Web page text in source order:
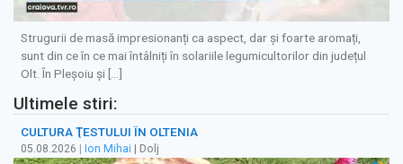
Strugurii de masă impresionanți ca aspect, dar și foarte aromați,
sunt din ce în ce mai întâlniți în solariile legumicultorilor din județul
Olt. În Pleșoiu și […]
Ultimele stiri:
CULTURA ŢESTULUI ÎN OLTENIA
05.08.2026 | Ion Mihai | Dolj